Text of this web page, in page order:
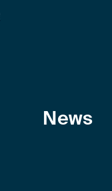
News